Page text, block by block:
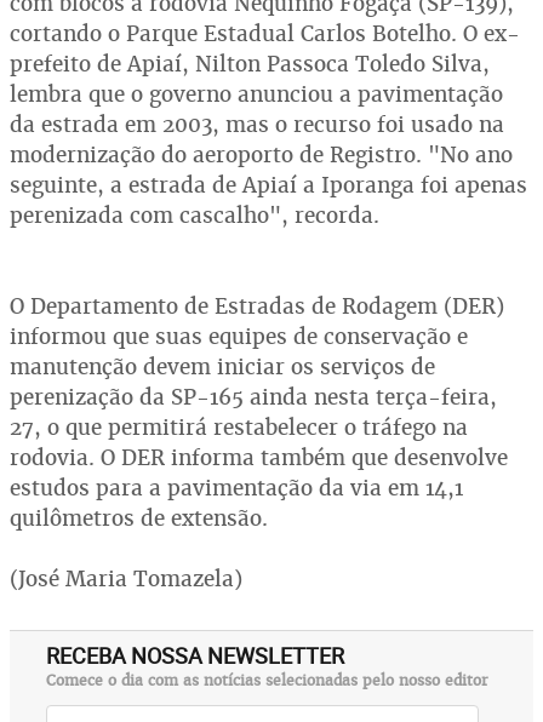
cortando o Parque Estadual Carlos Botelho. O ex-
prefeito de Apiaí, Nilton Passoca Toledo Silva,
lembra que o governo anunciou a pavimentação
da estrada em 2003, mas o recurso foi usado na
modernização do aeroporto de Registro. "No ano
seguinte, a estrada de Apiaí a Iporanga foi apenas
perenizada com cascalho", recorda.
O Departamento de Estradas de Rodagem (DER)
informou que suas equipes de conservação e
manutenção devem iniciar os serviços de
perenização da SP-165 ainda nesta terça-feira,
27, o que permitirá restabelecer o tráfego na
rodovia. O DER informa também que desenvolve
estudos para a pavimentação da via em 14,1
quilômetros de extensão.
(José Maria Tomazela)
RECEBA NOSSA NEWSLETTER
Comece o dia com as notícias selecionadas pelo nosso editor